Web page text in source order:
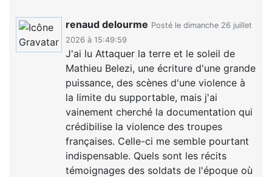
renaud delourme Posté le dimanche 26 juillet
2026 à 15:49:59
J'ai lu Attaquer la terre et le soleil de
Mathieu Belezi, une écriture d'une grande
puissance, des scènes d'une violence à
la limite du supportable, mais j'ai
vainement cherché la documentation qui
crédibilise la violence des troupes
françaises. Celle-ci me semble pourtant
indispensable. Quels sont les récits
témoignages des soldats de l'époque où